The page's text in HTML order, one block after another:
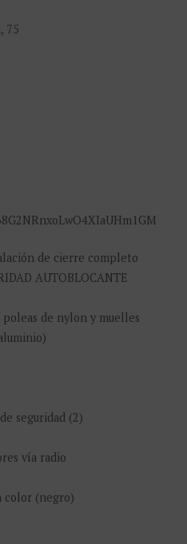
75
de cierre completo
AUTOBLOCANTE
de nylon y muelles
seguridad (2)
vía radio
color (negro)